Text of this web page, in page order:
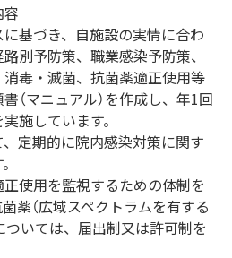
づき、自施設の実情に合わ
別予防策、職業感染予防策、
毒・滅菌、抗菌薬適正使用等
（マニュアル）を作成し、年1回
施しています。
期的に院内感染対策に関す
用を監視するための体制を
薬（広域スペクトラムを有する
ついては、届出制又は許可制を